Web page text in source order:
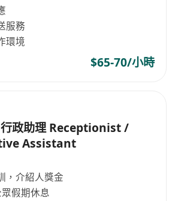
服務
環境
$65-70/小時
政助理 Receptionist /
Assistant
，介紹人獎金
假期休息